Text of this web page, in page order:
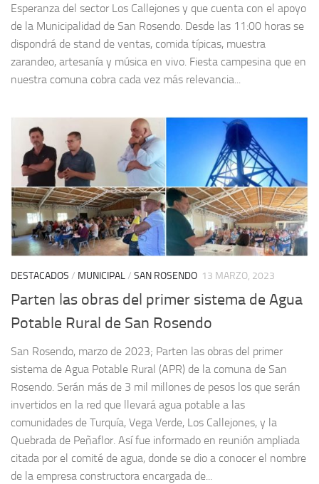
Esperanza del sector Los Callejones y que cuenta con el apoyo
de la Municipalidad de San Rosendo. Desde las 11:00 horas se
dispondrá de stand de ventas, comida típicas, muestra
zarandeo, artesanía y música en vivo. Fiesta campesina que en
nuestra comuna cobra cada vez más relevancia...
DESTACADOS / MUNICIPAL/ SAN ROSENDO 13 MARZO, 2023
Parten las obras del primer sistema de Agua
Potable Rural de San Rosendo
San Rosendo, marzo de 2023; Parten las obras del primer
sistema de Agua Potable Rural (APR) de la comuna de San
Rosendo. Serán más de 3 mil millones de pesos los que serán
invertidos en la red que llevará agua potable a las
comunidades de Turquía, Vega Verde, Los Callejones, y la
Quebrada de Peñaflor. Así fue informado en reunión ampliada
citada por el comité de agua, donde se dio a conocer el nombre
de la empresa constructora encargada de...